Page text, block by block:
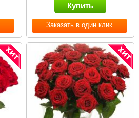
Заказать в один клик
Купить